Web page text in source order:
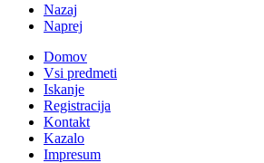
Nazaj
Naprej
Domov
Vsi predmeti
Iskanje
Registracija
Kontakt
Kazalo
Impresum